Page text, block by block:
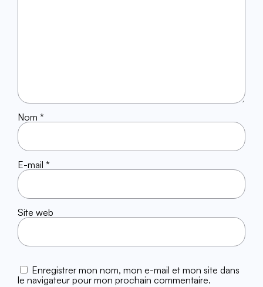
Nom *
E-mail *
Site web
Enregistrer mon nom, mon e-mail et mon site dans
le navigateur pour mon prochain commentaire.